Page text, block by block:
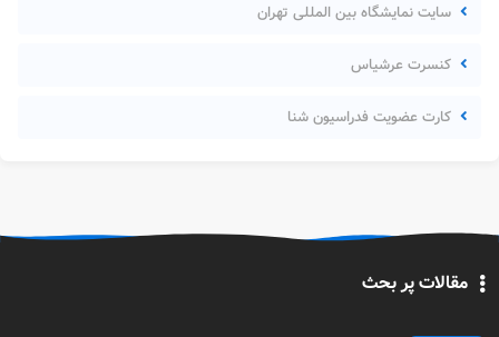
سایت نمایشگاه بین المللی تهران
کنسرت عرشیاس
کارت عضویت فدراسیون شنا
مقالات پر بحث